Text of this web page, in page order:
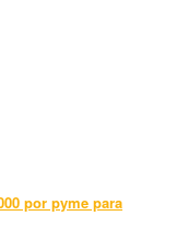
por pyme para